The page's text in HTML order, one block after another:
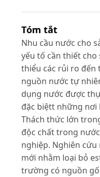
Tóm tắt
Nhu cầu nước cho
yếu tố cần thiết
thiểu các rủi ro
nguồn nước tự
dụng nước được
đặc biệtt những nơi
Thách thức lớn
độc chất trong
nghiệp. Nghiên
mới nhằm loại bỏ
trường có nguồn